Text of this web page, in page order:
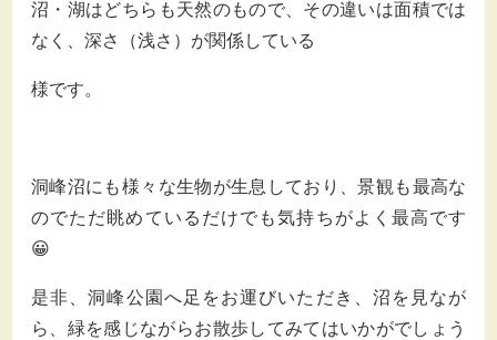
沼・湖はどちらも天然のもので、その違いは面積では
なく、深さ（浅さ）が関係している
様です。
洞峰沼にも様々な生物が生息しており、景観も最高な
のでただ眺めているだけでも気持ちがよく最高です
😀
是非、洞峰公園へ足をお運びいただき、沼を見なが
ら、緑を感じながらお散歩してみてはいかがでしょう